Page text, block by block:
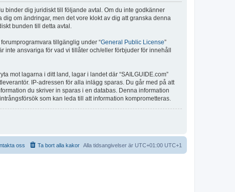
binder dig juridiskt till följande avtal. Om du inte godkänner
om ändringar, men det vore klokt av dig att granska denna
bunden till detta avtal.
forumprogramvara tillgänglig under “General Public License”
inte ansvariga för vad vi tillåter och/eller förbjuder för innehåll
mot lagarna i ditt land, lagar i landet där “SAILGUIDE.com”
IP-adressen för alla inlägg sparas. Du går med på att
du skriver in sparas i en databas. Denna information
som kan leda till att information komprometteras.
Alla tidsangivelser är UTC+01:00 UTC+1
Ta bort alla kakor
oss